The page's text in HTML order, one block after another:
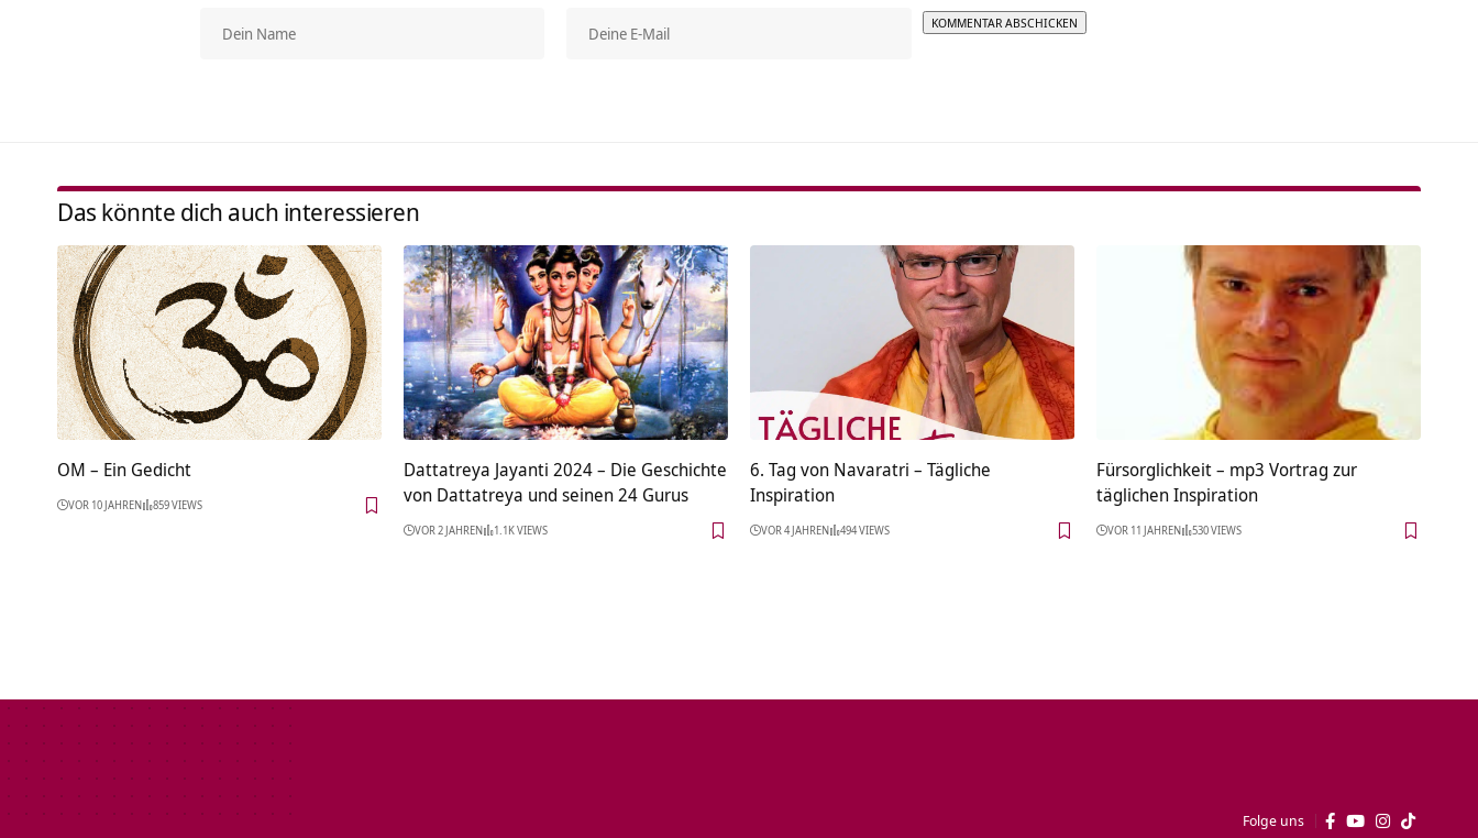
Das könnte dich auch interessieren
OM – Ein Gedicht
VOR 10 JAHREN 859 VIEWS
Dattatreya Jayanti 2024 – Die Geschichte
von Dattatreya und seinen 24 Gurus
VOR 2 JAHREN 1.1K VIEWS
6. Tag von Navaratri – Tägliche
Inspiration
VOR 4 JAHREN 494 VIEWS
Fürsorglichkeit – mp3 Vortrag zur
täglichen Inspiration
VOR 11 JAHREN 530 VIEWS
Folge uns